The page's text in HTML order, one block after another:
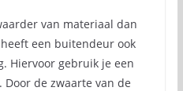
van materiaal dan
een buitendeur ook
Hiervoor gebruik je een
de zwaarte van de